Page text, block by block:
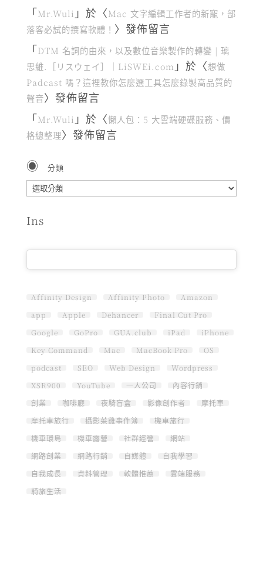
「Mr.Wuli 」於〈Mac 文字編輯工作者的新寵，部
落客必試的撰寫軟體！ 〉發佈留言
「DTM 名詞的由來，以及數位音樂製作的轉變 | 璃
思維.［リスウェイ］｜LiSWEi.com 」於〈想做
Padcast 嗎？這裡教你怎麼選工具怎麼錄製高品質的
聲音〉發佈留言
「Mr.Wuli 」於〈懶人包：5 大雲端硬碟服務、價
格總整理〉發佈留言
分類
分
Ins
Affinity Design Affinity Photo
Amazon
app
Apple Dehancer
Final Cut Pro
Google
GoPro GUA.club iPad
iPhone
Key Command
Mac MacBook Pro
OS
podcast
SEO Web Design
Wordpress
XSR900
YouTube 一人公司
內容行銷
創業
咖啡廳 夜騎盲盒 影像創作者
摩托車
摩托車旅行
攝影菜雞事件簿
機車旅行
機車環島
機車露營 社群經營
網站
網路創業
網路行銷 自媒體
自我學習
自我成長
資料管理 軟體推薦
雲端服務
騎旅生活